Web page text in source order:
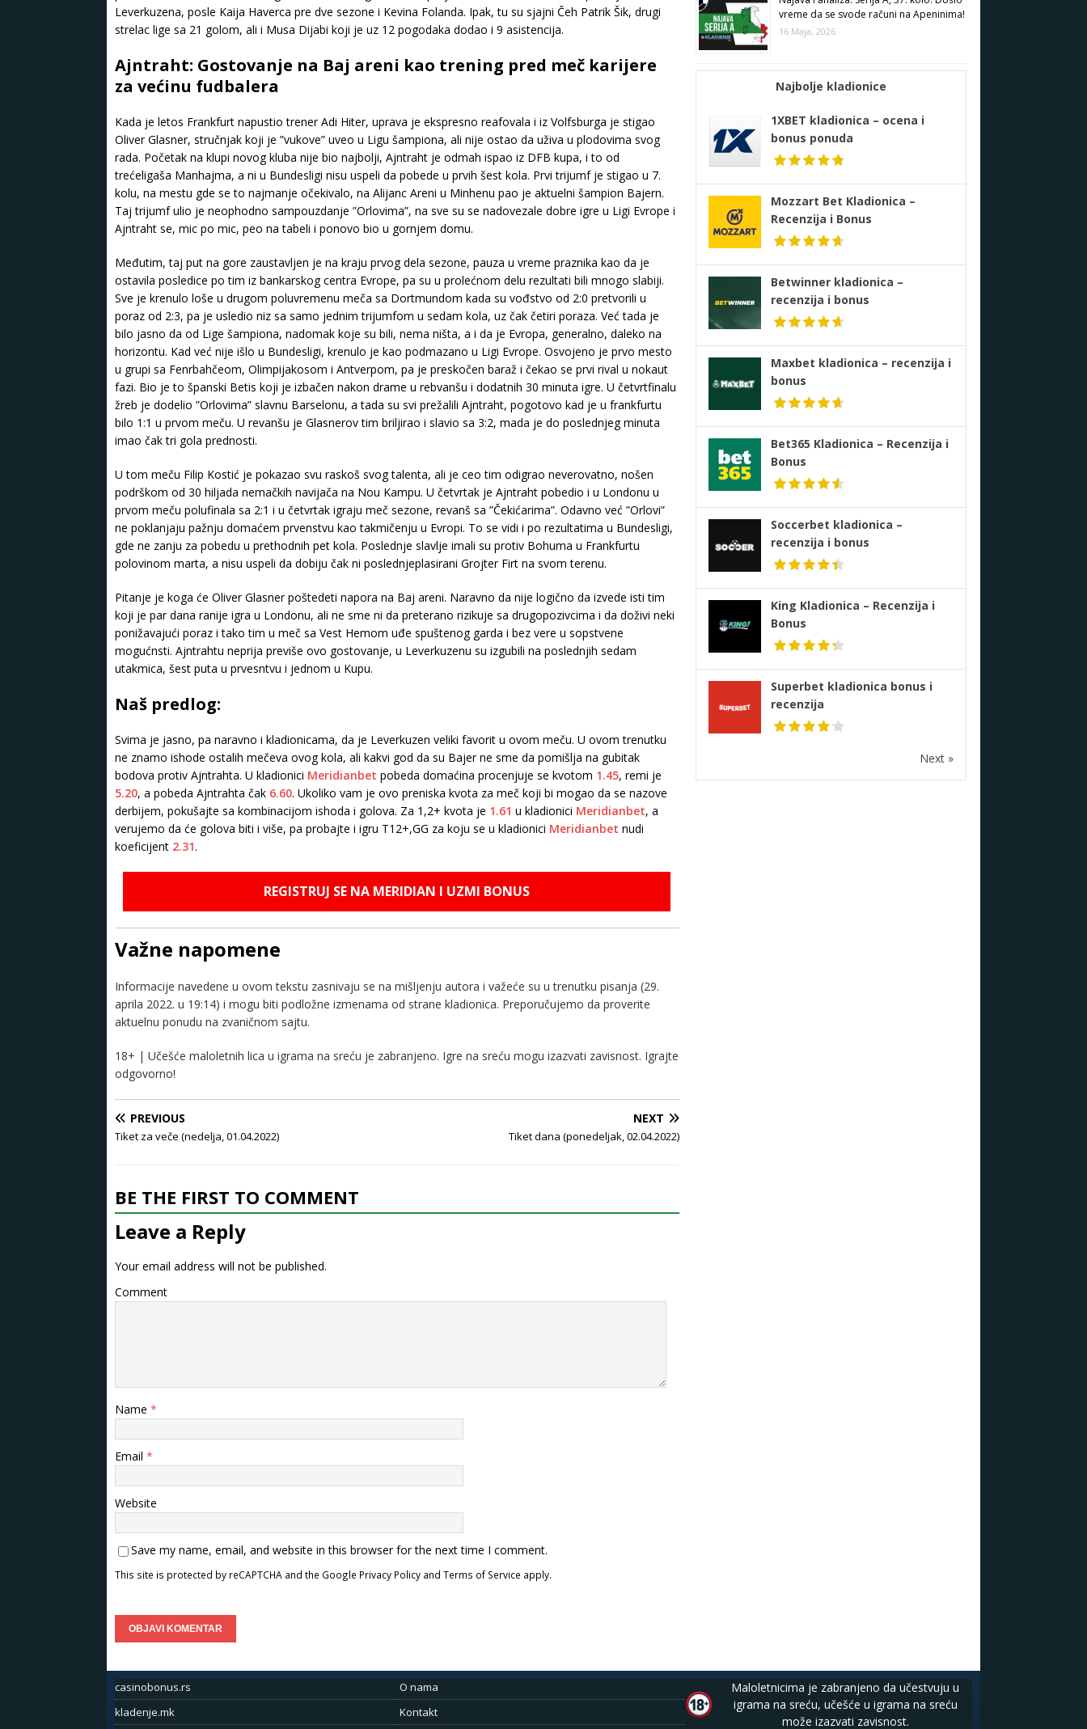
Leverkuzena, posle Kaija Haverca pre dve sezone i Kevina Folanda. Ipak, tu su sjajni Čeh Patrik Šik, drugi
strelac lige sa 21 golom, ali i Musa Dijabi koji je uz 12 pogodaka dodao i 9 asistencija.
Ajntraht: Gostovanje na Baj areni kao trening pred meč karijere
za većinu fudbalera
Kada je letos Frankfurt napustio trener Adi Hiter, uprava je ekspresno reafovala i iz Volfsburga je stigao
Oliver Glasner, stručnjak koji je ”vukove” uveo u Ligu šampiona, ali nije ostao da uživa u plodovima svog
rada. Početak na klupi novog kluba nije bio najbolji, Ajntraht je odmah ispao iz DFB kupa, i to od
trećeligaša Manhajma, a ni u Bundesligi nisu uspeli da pobede u prvih šest kola. Prvi trijumf je stigao u 7.
kolu, na mestu gde se to najmanje očekivalo, na Alijanc Areni u Minhenu pao je aktuelni šampion Bajern.
Taj trijumf ulio je neophodno sampouzdanje ”Orlovima”, na sve su se nadovezale dobre igre u Ligi Evrope i
Ajntraht se, mic po mic, peo na tabeli i ponovo bio u gornjem domu.
Međutim, taj put na gore zaustavljen je na kraju prvog dela sezone, pauza u vreme praznika kao da je
ostavila posledice po tim iz bankarskog centra Evrope, pa su u prolećnom delu rezultati bili mnogo slabiji.
Sve je krenulo loše u drugom poluvremenu meča sa Dortmundom kada su vođstvo od 2:0 pretvorili u
poraz od 2:3, pa je usledio niz sa samo jednim trijumfom u sedam kola, uz čak četiri poraza. Već tada je
bilo jasno da od Lige šampiona, nadomak koje su bili, nema ništa, a i da je Evropa, generalno, daleko na
horizontu. Kad već nije išlo u Bundesligi, krenulo je kao podmazano u Ligi Evrope. Osvojeno je prvo mesto
u grupi sa Fenrbahčeom, Olimpijakosom i Antverpom, pa je preskočen baraž i čekao se prvi rival u nokaut
fazi. Bio je to španski Betis koji je izbačen nakon drame u rebvanšu i dodatnih 30 minuta igre. U četvrtfinalu
žreb je dodelio ”Orlovima” slavnu Barselonu, a tada su svi prežalili Ajntraht, pogotovo kad je u frankfurtu
bilo 1:1 u prvom meču. U revanšu je Glasnerov tim briljirao i slavio sa 3:2, mada je do poslednjeg minuta
imao čak tri gola prednosti.
U tom meču Filip Kostić je pokazao svu raskoš svog talenta, ali je ceo tim odigrao neverovatno, nošen
podrškom od 30 hiljada nemačkih navijača na Nou Kampu. U četvrtak je Ajntraht pobedio i u Londonu u
prvom meču polufinala sa 2:1 i u četvrtak igraju meč sezone, revanš sa ”Čekićarima”. Odavno već ”Orlovi”
ne poklanjaju pažnju domaćem prvenstvu kao takmičenju u Evropi. To se vidi i po rezultatima u Bundesligi,
gde ne zanju za pobedu u prethodnih pet kola. Poslednje slavlje imali su protiv Bohuma u Frankfurtu
polovinom marta, a nisu uspeli da dobiju čak ni poslednjeplasirani Grojter Firt na svom terenu.
Pitanje je koga će Oliver Glasner poštedeti napora na Baj areni. Naravno da nije logično da izvede isti tim
koji je par dana ranije igra u Londonu, ali ne sme ni da preterano rizikuje sa drugopozivcima i da doživi neki
ponižavajući poraz i tako tim u meč sa Vest Hemom uđe spuštenog garda i bez vere u sopstvene
mogućnsti. Ajntrahtu neprija previše ovo gostovanje, u Leverkuzenu su izgubili na poslednjih sedam
utakmica, šest puta u prvesntvu i jednom u Kupu.
Naš predlog:
Svima je jasno, pa naravno i kladionicama, da je Leverkuzen veliki favorit u ovom meču. U ovom trenutku
ne znamo ishode ostalih mečeva ovog kola, ali kakvi god da su Bajer ne sme da pomišlja na gubitak
bodova protiv Ajntrahta. U kladionici Meridianbet pobeda domaćina procenjuje se kvotom 1.45, remi je
5.20, a pobeda Ajntrahta čak 6.60. Ukoliko vam je ovo preniska kvota za meč koji bi mogao da se nazove
derbijem, pokušajte sa kombinacijom ishoda i golova. Za 1,2+ kvota je 1.61 u kladionici Meridianbet, a
verujemo da će golova biti i više, pa probajte i igru T12+,GG za koju se u kladionici Meridianbet nudi
koeficijent 2.31.
REGISTRUJ SE NA MERIDIAN I UZMI BONUS
Važne napomene
Informacije navedene u ovom tekstu zasnivaju se na mišljenju autora i važeće su u trenutku pisanja (29.
aprila 2022. u 19:14) i mogu biti podložne izmenama od strane kladionica. Preporučujemo da proverite
aktuelnu ponudu na zvaničnom sajtu.
18+ | Učešće maloletnih lica u igrama na sreću je zabranjeno. Igre na sreću mogu izazvati zavisnost. Igrajte
odgovorno!
PREVIOUS
Tiket za veče (nedelja, 01.04.2022)
NEXT
Tiket dana (ponedeljak, 02.04.2022)
BE THE FIRST TO COMMENT
Leave a Reply
Your email address will not be published.
Comment
Name *
Email *
Website
Save my name, email, and website in this browser for the next time I comment.
This site is protected by reCAPTCHA and the Google Privacy Policy and Terms of Service apply.
vreme da se svode računi na Apeninima!
16 Maja, 2026
Najbolje kladionice
1XBET kladionica – ocena i
bonus ponuda
Mozzart Bet Kladionica –
Recenzija i Bonus
Betwinner kladionica –
recenzija i bonus
Maxbet kladionica – recenzija i
bonus
Bet365 Kladionica – Recenzija i
Bonus
Soccerbet kladionica –
recenzija i bonus
King Kladionica – Recenzija i
Bonus
Superbet kladionica bonus i
recenzija
Next »
casinobonus.rs
kladenje.mk
O nama
Kontakt
Maloletnicima je zabranjeno da učestvuju u
igrama na sreću, učešće u igrama na sreću
može izazvati zavisnost.